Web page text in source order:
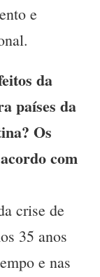
e
da
países da
Os
com
crise de
35 anos
e nas